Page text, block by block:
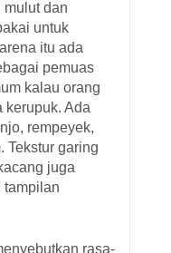
mulut dan
untuk
itu ada
pemuas
kalau orang
kerupuk. Ada
rempeyek,
Tekstur garing
juga
tampilan
rasa-